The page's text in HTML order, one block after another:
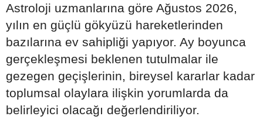
Astroloji uzmanlarına göre Ağustos 2026,
yılın en güçlü gökyüzü hareketlerinden
bazılarına ev sahipliği yapıyor. Ay boyunca
gerçekleşmesi beklenen tutulmalar ile
gezegen geçişlerinin, bireysel kararlar kadar
toplumsal olaylara ilişkin yorumlarda da
belirleyici olacağı değerlendiriliyor.